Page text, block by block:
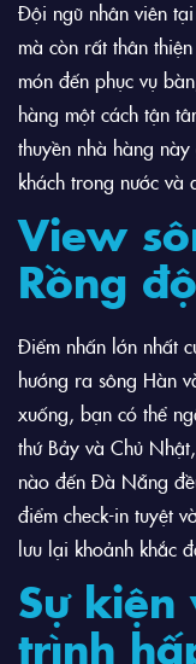
Đội ngũ nhân viên tại
mà còn rất thân
món đến phục vụ
hàng một cách tận
thuyền nhà hàng
khách trong nước và
View
Rồng
Điểm nhấn lớn nhất
hướng ra sông Hàn
xuống, bạn có thể
thứ Bảy và Chủ
nào đến Đà Nẵng
điểm check-in tuyệt
lưu lại khoảnh khắc
Sự kiện
trình